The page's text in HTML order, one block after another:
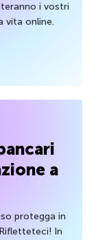
i vostri
vita online.
a
protegga in
In